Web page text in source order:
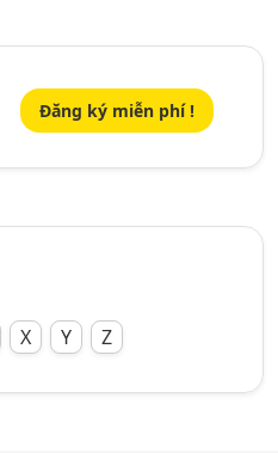
Đăng ký miễn phí !
X Y Z